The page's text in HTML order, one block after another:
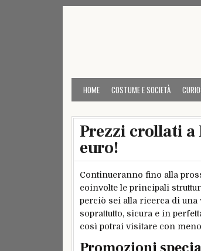
HOME COSTUME E SOCIETÀ
Prezzi crollati a
euro!
Continueranno fino alla
coinvolte le principali
perciò sei alla ricerca di una
soprattutto, sicura e in
così potrai visitare con